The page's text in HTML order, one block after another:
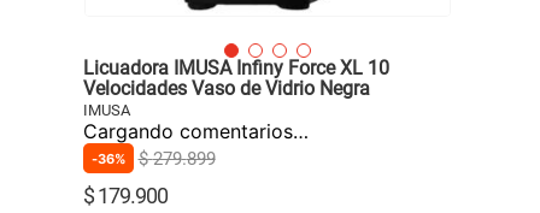
Licuadora IMUSA Infiny Force XL 10
Velocidades Vaso de Vidrio Negra
IMUSA
Cargando comentarios…
36% $ 279.899
$ 179.900